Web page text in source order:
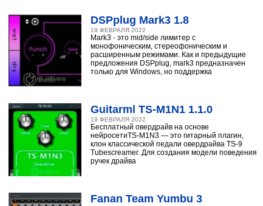
DSPplug Mark3 1.8
19 ФЕВРАЛЯ 2022
Mark3 - это mid/side лимитер с
монофоническим, стереофоническим и
расширенным режимами. Как и предыдущие
предложения DSPplug, mark3 предназначен
только для Windows, но поддержка
Guitarml TS-M1N1 1.1.0
19 ФЕВРАЛЯ 2022
Бесплатный овердрайв на основе
нейросетиTS-M1N3 — это гитарный плагин,
клон классической педали овердрайва TS-9
Tubescreamer. Для создания модели поведения
ручек драйва
Fanan Team Yumbu 3